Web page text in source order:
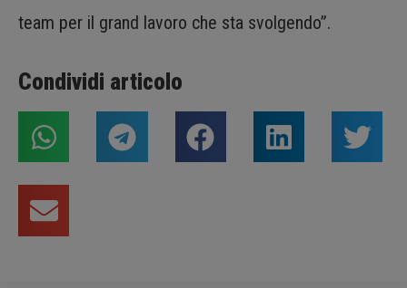
team per il grand lavoro che sta svolgendo”.
Condividi articolo